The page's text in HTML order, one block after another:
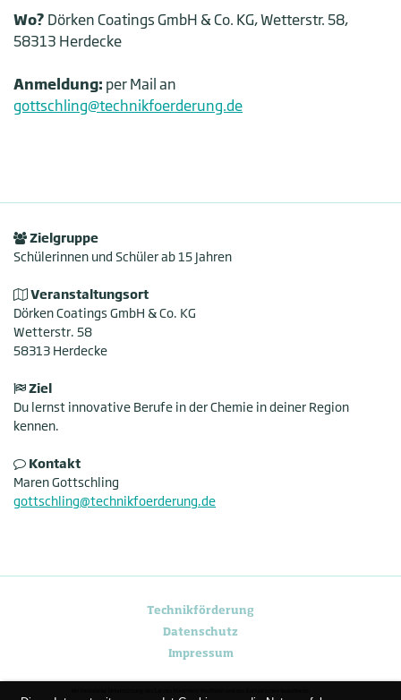
Wo? Dörken Coatings GmbH & Co. KG, Wetterstr. 58,
58313 Herdecke
Anmeldung: per Mail an
gottschling@technikfoerderung.de
Zielgruppe
Schülerinnen und Schüler ab 15 Jahren
Veranstaltungsort
Dörken Coatings GmbH & Co. KG
Wetterstr. 58
58313 Herdecke
Ziel
Du lernst innovative Berufe in der Chemie in deiner Region
kennen.
Kontakt
Maren Gottschling
gottschling@technikfoerderung.de
Technikförderung
Datenschutz
Impressum